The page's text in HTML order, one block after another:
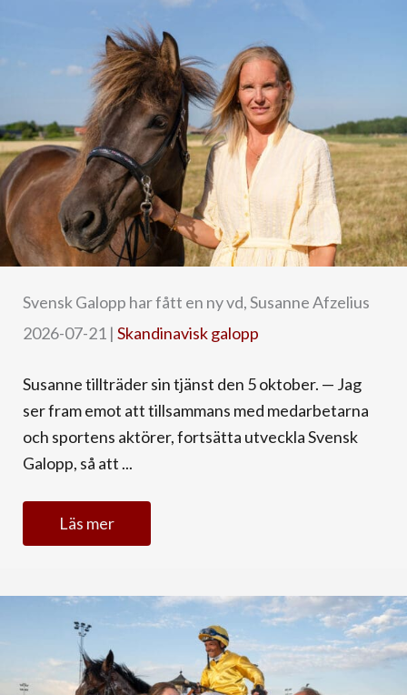
Svensk Galopp har fått en ny vd, Susanne Afzelius
2026-07-21 | Skandinavisk galopp
Susanne tillträder sin tjänst den 5 oktober. — Jag
ser fram emot att tillsammans med medarbetarna
och sportens aktörer, fortsätta utveckla Svensk
Galopp, så att ...
Läs mer